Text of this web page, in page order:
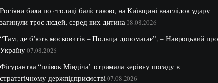
Росіяни били по столиці балістикою, на Київщині внаслідок удару
загинули троє людей, серед них дитина 08.08.2026
“Там, де б’ють московитів – Польща допомагає”, – Навроцький про
Україну07.08.2026
Фігурантка “плівок Міндіча” отримала керівну посаду в
стратегічному держпідприємстві 07.08.2026